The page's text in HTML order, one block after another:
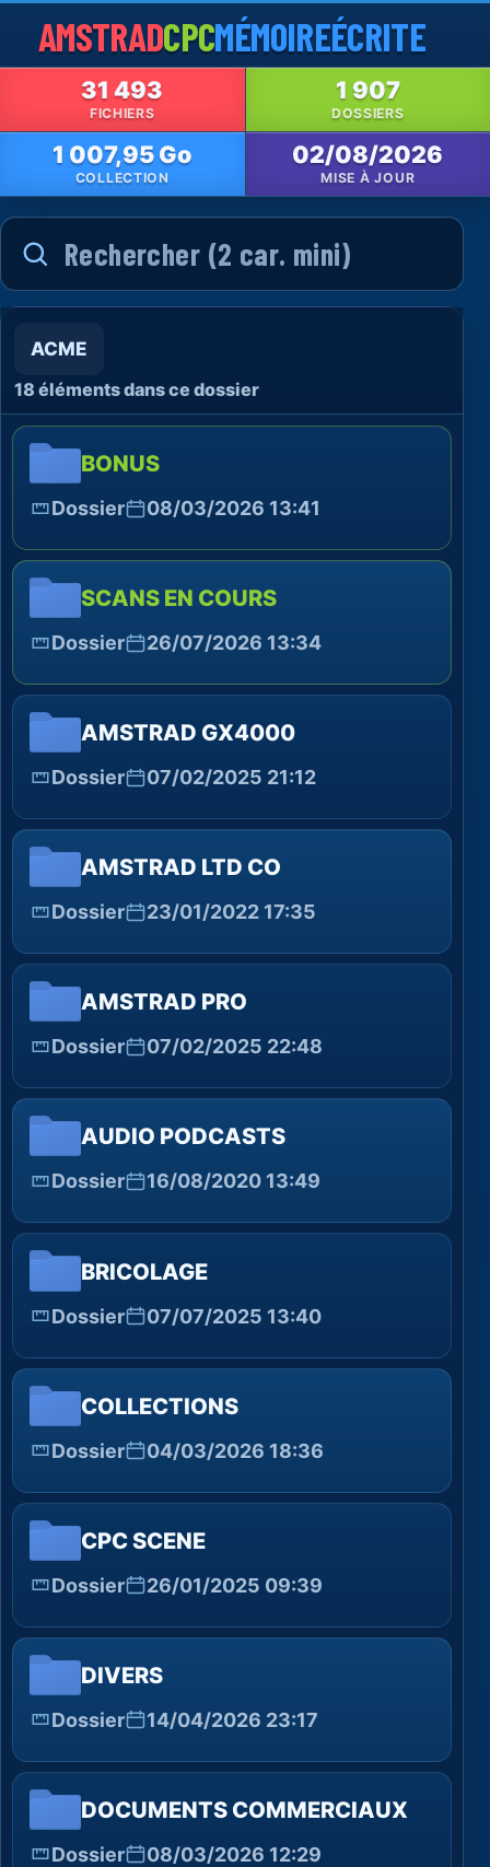
AMSTRADCPCMÉMOIREÉCRITE
31 493
FICHIERS
1 907
DOSSIERS
1 007,95 Go
COLLECTION
02/08/2026
MISE À JOUR
ACME
18 éléments dans ce dossier
BONUS
Dossier 08/03/2026 13:41
SCANS EN COURS
Dossier 26/07/2026 13:34
AMSTRAD GX4000
Dossier 07/02/2025 21:12
AMSTRAD LTD CO
Dossier 23/01/2022 17:35
AMSTRAD PRO
Dossier 07/02/2025 22:48
AUDIO PODCASTS
Dossier 16/08/2020 13:49
BRICOLAGE
Dossier 07/07/2025 13:40
COLLECTIONS
Dossier 04/03/2026 18:36
CPC SCENE
Dossier 26/01/2025 09:39
DIVERS
Dossier 14/04/2026 23:17
DOCUMENTS COMMERCIAUX
Dossier 08/03/2026 12:29